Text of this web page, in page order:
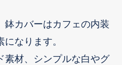
鉢カバーはカフェの内装
なります。
素材、シンプルな白やグ